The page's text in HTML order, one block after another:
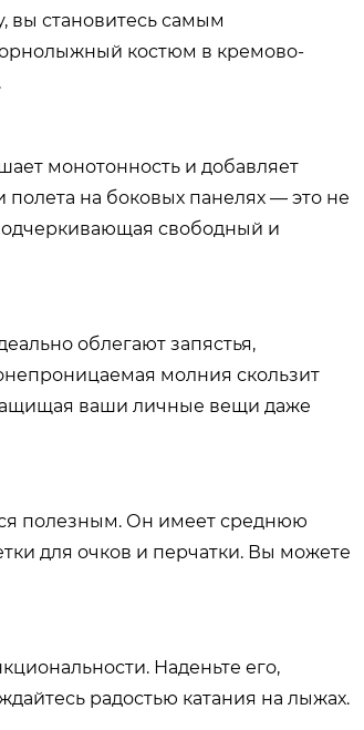
вы становитесь самым
костюм в кремово-
монотонность и добавляет
на боковых панелях — это не
свободный и
облегают запястья,
молния скользит
ваши личные вещи даже
полезным. Он имеет среднюю
для очков и перчатки. Вы можете
Наденьте его,
радостью катания на лыжах.